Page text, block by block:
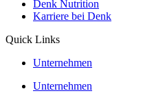
Denk Nutrition
Karriere bei Denk
Quick Links
Unternehmen
Unternehmen